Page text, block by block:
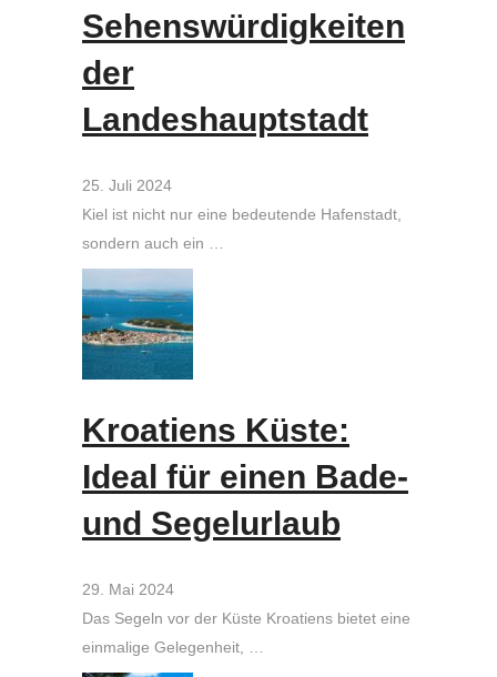
Sehenswürdigkeiten
der
Landeshauptstadt
25. Juli 2024
Kiel ist nicht nur eine bedeutende Hafenstadt,
sondern auch ein …
Kroatiens Küste:
Ideal für einen Bade-
und Segelurlaub
29. Mai 2024
Das Segeln vor der Küste Kroatiens bietet eine
einmalige Gelegenheit, …